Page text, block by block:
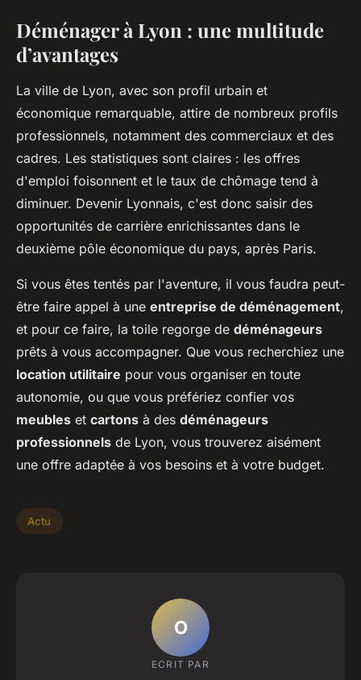
Déménager à Lyon : une multitude
d’avantages
La ville de Lyon, avec son profil urbain et
économique remarquable, attire de nombreux profils
professionnels, notamment des commerciaux et des
cadres. Les statistiques sont claires : les offres
d'emploi foisonnent et le taux de chômage tend à
diminuer. Devenir Lyonnais, c'est donc saisir des
opportunités de carrière enrichissantes dans le
deuxième pôle économique du pays, après Paris.
Si vous êtes tentés par l'aventure, il vous faudra peut-
être faire appel à une entreprise de déménagement,
et pour ce faire, la toile regorge de déménageurs
prêts à vous accompagner. Que vous recherchiez une
location utilitaire pour vous organiser en toute
autonomie, ou que vous préfériez confier vos
meubles et cartons à des déménageurs
professionnels de Lyon, vous trouverez aisément
une offre adaptée à vos besoins et à votre budget.
Actu
O
ECRIT PAR